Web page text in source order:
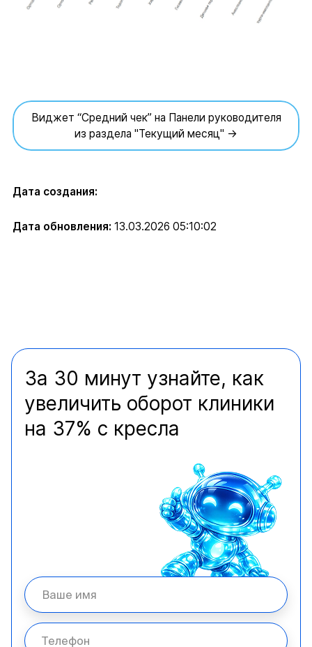
Виджет “Средний чек” на Панели руководителя
из раздела "Текущий месяц" →
Дата создания:
Дата обновления: 13.03.2026 05:10:02
За 30 минут узнайте, как
увеличить оборот клиники
на 37% с кресла